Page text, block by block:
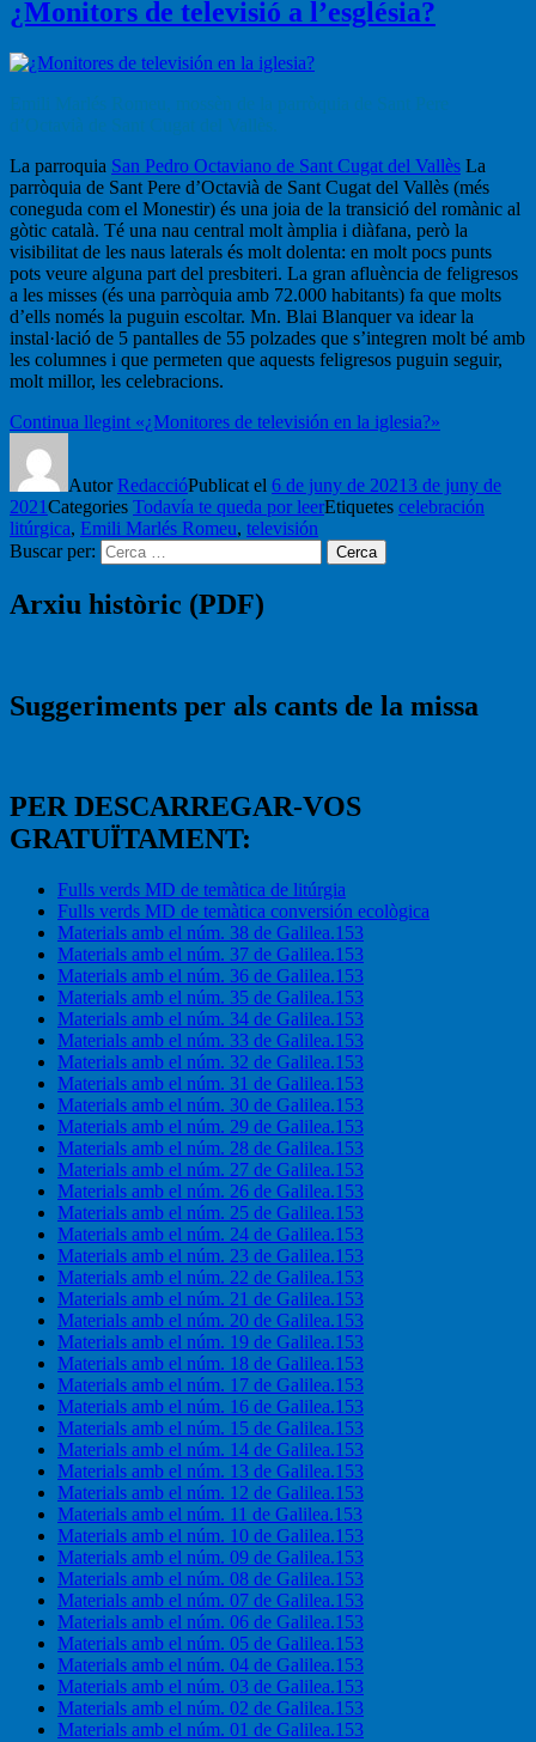
¿Monitors de televisió a l’església?
La parroquia San Pedro Octaviano de Sant Cugat del Vallès La
parròquia de Sant Pere d’Octavià de Sant Cugat del Vallès (més
coneguda com el Monestir) és una joia de la transició del romànic al
gòtic català. Té una nau central molt àmplia i diàfana, però la
visibilitat de les naus laterals és molt dolenta: en molt pocs punts
pots veure alguna part del presbiteri. La gran afluència de feligresos
a les misses (és una parròquia amb 72.000 habitants) fa que molts
d’ells només la puguin escoltar. Mn. Blai Blanquer va idear la
instal·lació de 5 pantalles de 55 polzades que s’integren molt bé amb
les columnes i que permeten que aquests feligresos puguin seguir,
molt millor, les celebracions.
Continua llegint «¿Monitores de televisión en la iglesia?»
AutorRedaccióPublicat el 6 de juny de 20213 de juny de
2021Categories Todavía te queda por leerEtiquetes celebración
litúrgica, Emili Marlés Romeu, televisión
Buscar per:
Cerca
Arxiu històric (PDF)
Suggeriments per als cants de la missa
PER DESCARREGAR-VOS
GRATUÏTAMENT:
Fulls verds MD de temàtica de litúrgia
Fulls verds MD de temàtica conversión ecològica
Materials amb el núm. 38 de Galilea.153
Materials amb el núm. 37 de Galilea.153
Materials amb el núm. 36 de Galilea.153
Materials amb el núm. 35 de Galilea.153
Materials amb el núm. 34 de Galilea.153
Materials amb el núm. 33 de Galilea.153
Materials amb el núm. 32 de Galilea.153
Materials amb el núm. 31 de Galilea.153
Materials amb el núm. 30 de Galilea.153
Materials amb el núm. 29 de Galilea.153
Materials amb el núm. 28 de Galilea.153
Materials amb el núm. 27 de Galilea.153
Materials amb el núm. 26 de Galilea.153
Materials amb el núm. 25 de Galilea.153
Materials amb el núm. 24 de Galilea.153
Materials amb el núm. 23 de Galilea.153
Materials amb el núm. 22 de Galilea.153
Materials amb el núm. 21 de Galilea.153
Materials amb el núm. 20 de Galilea.153
Materials amb el núm. 19 de Galilea.153
Materials amb el núm. 18 de Galilea.153
Materials amb el núm. 17 de Galilea.153
Materials amb el núm. 16 de Galilea.153
Materials amb el núm. 15 de Galilea.153
Materials amb el núm. 14 de Galilea.153
Materials amb el núm. 13 de Galilea.153
Materials amb el núm. 12 de Galilea.153
Materials amb el núm. 11 de Galilea.153
Materials amb el núm. 10 de Galilea.153
Materials amb el núm. 09 de Galilea.153
Materials amb el núm. 08 de Galilea.153
Materials amb el núm. 07 de Galilea.153
Materials amb el núm. 06 de Galilea.153
Materials amb el núm. 05 de Galilea.153
Materials amb el núm. 04 de Galilea.153
Materials amb el núm. 03 de Galilea.153
Materials amb el núm. 02 de Galilea.153
Materials amb el núm. 01 de Galilea.153